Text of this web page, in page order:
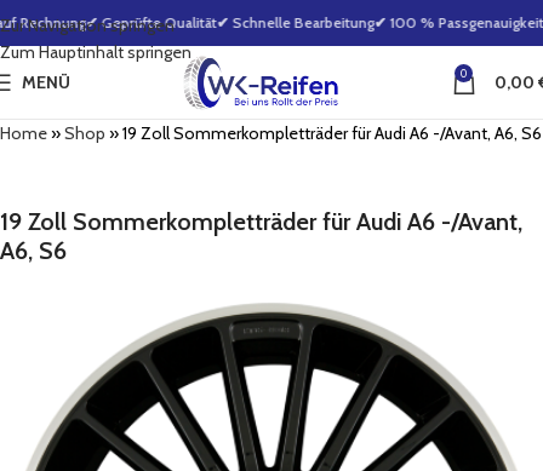
Zur Navigation springen
Zum Hauptinhalt springen
Rechnung✔ Geprüfte Qualität✔ Schnelle Bearbeitung✔ 100 %
MENÜ 0 0,00
Home»Shop »19 Zoll Sommerkompletträder für Audi A6 -/Avant, A6, S6
19 Zoll Sommerkompletträder für Audi A6 -/Avant,
A6, S6